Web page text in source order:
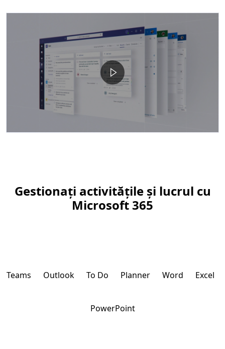
Gestionați activitățile și lucrul cu
Microsoft 365
Teams Outlook To Do Planner Word Excel
PowerPoint